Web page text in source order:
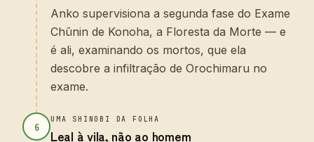
Anko supervisiona a segunda fase do Exame
Chūnin de Konoha, a Floresta da Morte — e
é ali, examinando os mortos, que ela
descobre a infiltração de Orochimaru no
exame.
6
UMA SHINOBI DA FOLHA
Leal à vila, não ao homem